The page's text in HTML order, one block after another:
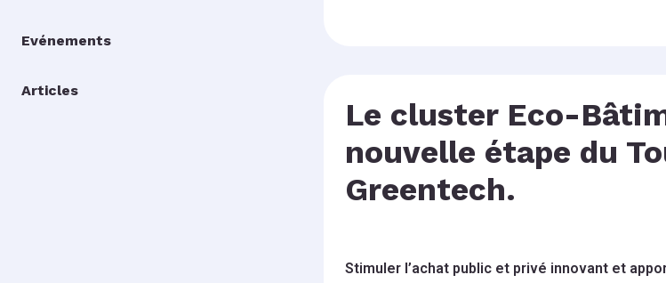
Evénements
Articles
Le cluster Eco-
nouvelle étape du
Greentech.
Stimuler l’achat public et privé innovant et a